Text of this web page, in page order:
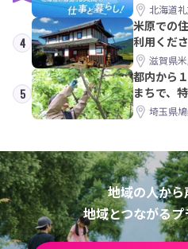
北海道
4
米原での
利用くだ
滋賀県
5
都内から
まちで、
PRメンバ
埼玉県
地域の人か
地域とつながる